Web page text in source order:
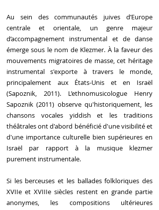
Au sein des communautés juives d’Europe
centrale et orientale, un genre majeur
d’accompagnement instrumental et de danse
émerge sous le nom de Klezmer. À la faveur des
mouvements migratoires de masse, cet héritage
instrumental s'exporte à travers le monde,
principalement aux États-Unis et en Israël
(Sapoznik, 2011). L’ethnomusicologue Henry
Sapoznik (2011) observe qu'historiquement, les
chansons vocales yiddish et les traditions
théâtrales ont d'abord bénéficié d'une visibilité et
d'une importance culturelle bien supérieures en
Israël par rapport à la musique klezmer
purement instrumentale.
Si les berceuses et les ballades folkloriques des
XVIIe et XVIIIe siècles restent en grande partie
anonymes, les compositions ultérieures